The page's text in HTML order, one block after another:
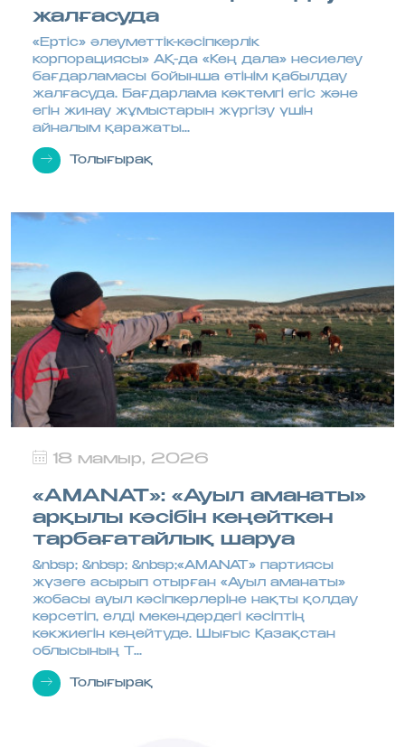
жалғасуда
«Ертіс» әлеуметтік-кәсіпкерлік
корпорациясы» АҚ-да «Кең дала» несиелеу
бағдарламасы бойынша өтінім қабылдау
жалғасуда. Бағдарлама көктемгі егіс және
егін жинау жұмыстарын жүргізу үшін
айналым қаражаты...
Толығырақ
18 мамыр, 2026
«AMANAT»: «Ауыл аманаты»
арқылы кәсібін кеңейткен
тарбағатайлық шаруа
&nbsp; &nbsp; &nbsp;«AMANAT» партиясы
жүзеге асырып отырған «Ауыл аманаты»
жобасы ауыл кәсіпкерлеріне нақты қолдау
көрсетіп, елді мекендердегі кәсіптің
көкжиегін кеңейтуде. Шығыс Қазақстан
облысының Т...
Толығырақ